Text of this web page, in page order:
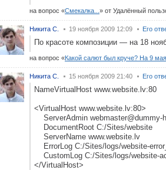
на вопрос Смекалка... от Удалённый
Никита С. 19 ноября 2009 12:09 Его
По красоте композиции — на 18
на вопрос Какой салют был круче? На 9
Никита С. 15 ноября 2009 21:40 Его
NameVirtualHost www.website.lv:80
<VirtualHost www.website.lv:80>
ServerAdmin webmaster@dummy-
DocumentRoot C:/Sites/website
ServerName www.website.lv
ErrorLog C:/Sites/logs/website-
CustomLog C:/Sites/logs/website-
</VirtualHost>